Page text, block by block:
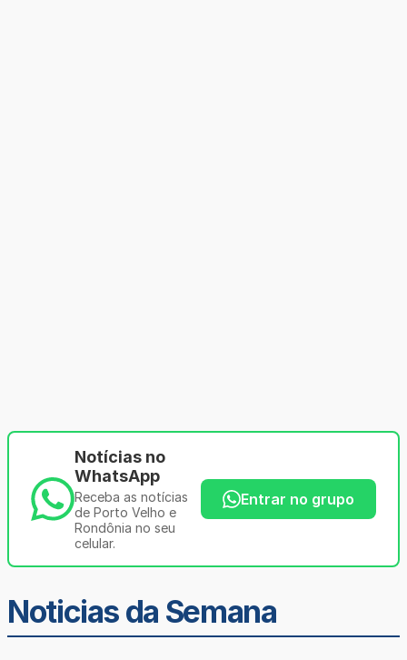
Notícias no
WhatsApp
Receba as notícias
de Porto Velho e
Rondônia no seu
celular.
Entrar no grupo
Noticias da Semana